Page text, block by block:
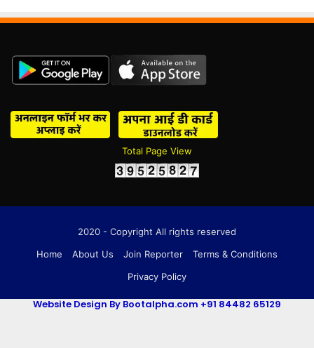
Total Page View
2020 - Copyright All rights reserved
Home
About Us Join Reporter
Terms & Conditions
Privacy Policy
Website Design By Bootalpha.com +91 84482 65129